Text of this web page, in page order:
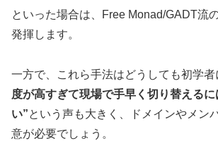
といった場合は、Free Monad/GADT流
発揮します。
一方で、これら手法はどうしても初学者
度が高すぎて現場で手早く切り替える
い”という声も大きく、ドメインやメン
意が必要でしょう。